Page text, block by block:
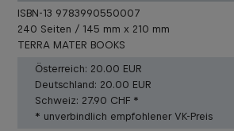
ISBN-13 9783990550007
240 Seiten / 145 mm x 210 mm
TERRA MATER BOOKS
Österreich: 20.00 EUR
Deutschland: 20.00 EUR
Schweiz: 27.90 CHF *
* unverbindlich empfohlener VK-Preis